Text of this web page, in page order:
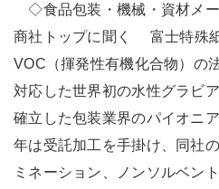
◇食品包装・機械・資材メー
商社トップに聞く 富士特殊紙
VOC（揮発性有機化合物）の
対応した世界初の水性グラビ
確立した包装業界のパイオニ
年は受託加工を手掛け、同社
ミネーション、ノンソルベン